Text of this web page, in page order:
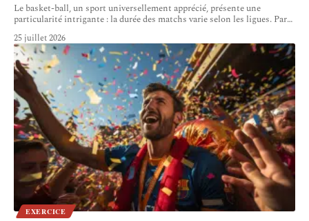
Le basket-ball, un sport universellement apprécié, présente une
particularité intrigante : la durée des matchs varie selon les ligues. Par…
25 juillet 2026
EXERCICE